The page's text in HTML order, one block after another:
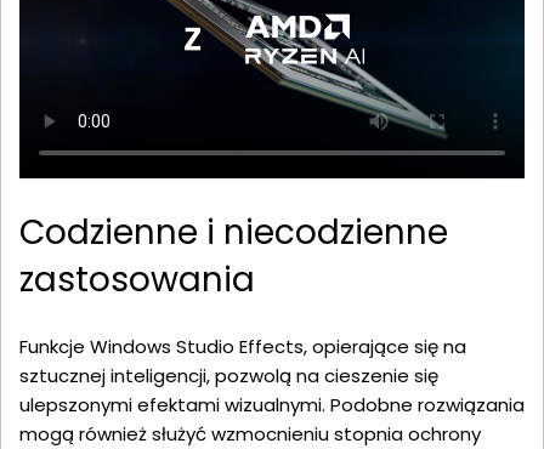
Codzienne i niecodzienne
zastosowania
Funkcje Windows Studio Effects, opierające się na
sztucznej inteligencji, pozwolą na cieszenie się
ulepszonymi efektami wizualnymi. Podobne rozwiązania
mogą również służyć wzmocnieniu stopnia ochrony